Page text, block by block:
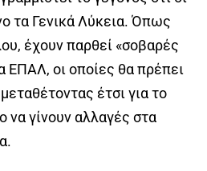
τα Γενικά Λύκεια. Όπως
έχουν παρθεί «σοβαρές
ΕΠΑΛ, οι οποίες θα πρέπει
έτσι για το
να γίνουν αλλαγές στα